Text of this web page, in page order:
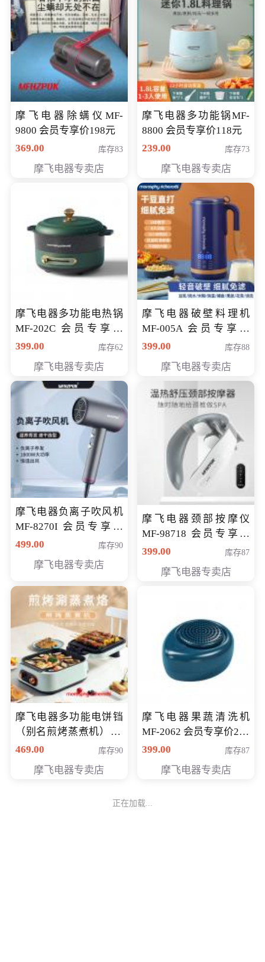
摩飞电器除螨仪MF-
9800 会员专享价198元
369.00
库存83
摩飞电器专卖店
摩飞电器多功能锅MF-
8800 会员专享价118元
239.00
库存73
摩飞电器专卖店
摩飞电器多功能电热锅
MF-202C 会员专享价
269元
399.00 库存62
摩飞电器专卖店
摩飞电器破壁料理机
MF-005A 会员专享价
198元
399.00 库存88
摩飞电器专卖店
摩飞电器负离子吹风机
MF-8270I 会员专享价
369元
499.00 库存90
摩飞电器专卖店
摩飞电器颈部按摩仪
MF-98718 会员专享价
299元
399.00 库存87
摩飞电器专卖店
摩飞电器多功能电饼铛
（别名煎烤蒸煮机） 型
号MF-8888B 会员专享
469.00 库存90
摩飞电器专卖店
摩飞电器果蔬清洗机
MF-2062 会员专享价268
元
399.00 库存87
摩飞电器专卖店
正在加载...